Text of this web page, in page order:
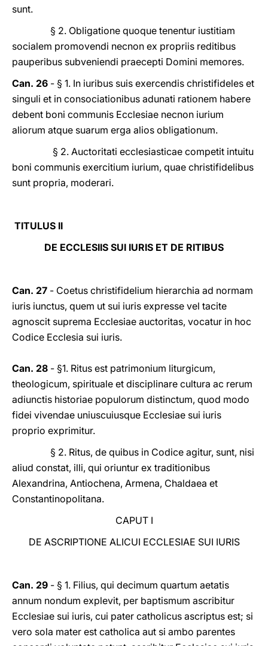
sunt.
§ 2. Obligatione quoque tenentur iustitiam
socialem promovendi necnon ex propriis reditibus
pauperibus subveniendi praecepti Domini memores.
Can. 26 - § 1. In iuribus suis exercendis christifideles et
singuli et in consociationibus adunati rationem habere
debent boni communis Ecclesiae necnon iurium
aliorum atque suarum erga alios obligationum.
§ 2. Auctoritati ecclesiasticae competit intuitu
boni communis exercitium iurium, quae christifidelibus
sunt propria, moderari.
TITULUS II
DE ECCLESIIS SUI IURIS ET DE RITIBUS
Can. 27 - Coetus christifidelium hierarchia ad normam
iuris iunctus, quem ut sui iuris expresse vel tacite
agnoscit suprema Ecclesiae auctoritas, vocatur in hoc
Codice Ecclesia sui iuris.
Can. 28 - §1. Ritus est patrimonium liturgicum,
theologicum, spirituale et disciplinare cultura ac rerum
adiunctis historiae populorum distinctum, quod modo
fidei vivendae uniuscuiusque Ecclesiae sui iuris
proprio exprimitur.
§ 2. Ritus, de quibus in Codice agitur, sunt, nisi
aliud constat, illi, qui oriuntur ex traditionibus
Alexandrina, Antiochena, Armena, Chaldaea et
Constantinopolitana.
CAPUT I
DE ASCRIPTIONE ALICUI ECCLESIAE SUI IURIS
Can. 29 - § 1. Filius, qui decimum quartum aetatis
annum nondum explevit, per baptismum ascribitur
Ecclesiae sui iuris, cui pater catholicus ascriptus est; si
vero sola mater est catholica aut si ambo parentes